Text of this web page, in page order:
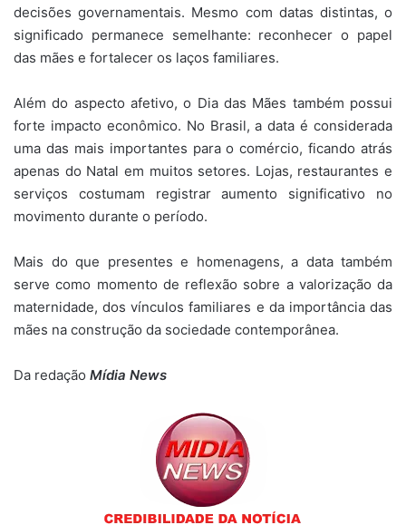
decisões governamentais. Mesmo com datas distintas, o
significado permanece semelhante: reconhecer o papel
das mães e fortalecer os laços familiares.
Além do aspecto afetivo, o Dia das Mães também possui
forte impacto econômico. No Brasil, a data é considerada
uma das mais importantes para o comércio, ficando atrás
apenas do Natal em muitos setores. Lojas, restaurantes e
serviços costumam registrar aumento significativo no
movimento durante o período.
Mais do que presentes e homenagens, a data também
serve como momento de reflexão sobre a valorização da
maternidade, dos vínculos familiares e da importância das
mães na construção da sociedade contemporânea.
Da redação Mídia News